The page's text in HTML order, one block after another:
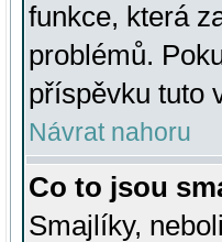
funkce, která
problémů.
příspěvku tuto
Návrat nahoru
Co to jsou
Smajlíky,